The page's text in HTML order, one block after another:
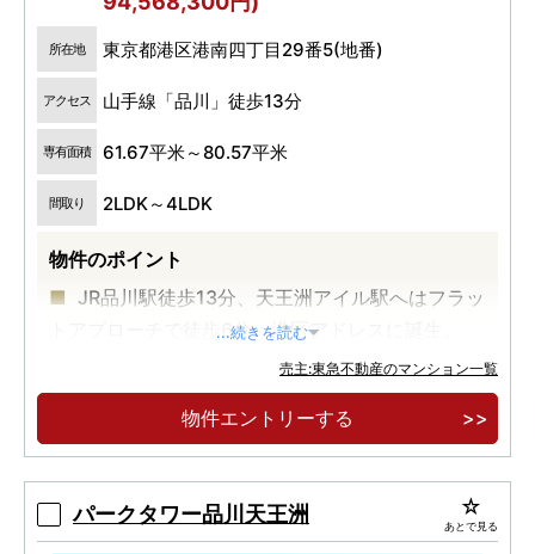
所在地 東京都港区港南四丁目29番5(地番)
アクセス 山手線「品川」徒歩13分
専有面積 61.67平米～80.57平米
間取り 2LDK～4LDK
物件のポイント
JR品川駅徒歩13分、天王洲アイル駅へはフラッ
トアプローチで徒歩6分。港区アドレスに誕生。
都心を豊かに暮らす定期転借地権付レジデン
ス。東京海洋大学の敷地内に出入りが可能な総戸
を含む25タイプの多彩なプランバリエーション。
...続きを読む
売主:東急不動産のマンション一覧
物件エントリーする
パークタワー品川天王洲 あとで見る